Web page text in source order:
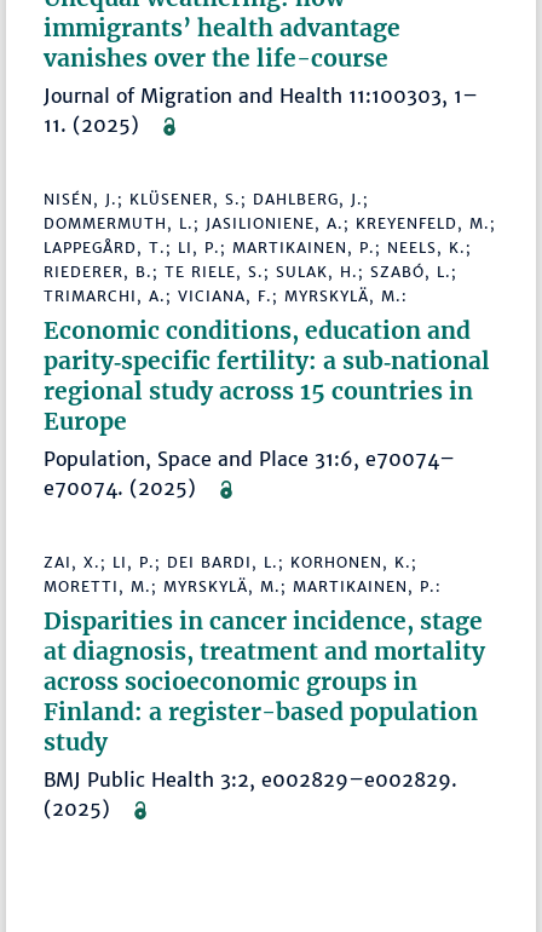
immigrants’ health advantage
vanishes over the life-course
Journal of Migration and Health 11:100303, 1–
11. (2025)
NISÉN, J.; KLÜSENER, S.; DAHLBERG, J.;
DOMMERMUTH, L.; JASILIONIENE, A.; KREYENFELD, M.;
LAPPEGÅRD, T.; LI, P.; MARTIKAINEN, P.; NEELS, K.;
RIEDERER, B.; TE RIELE, S.; SULAK, H.; SZABÓ, L.;
TRIMARCHI, A.; VICIANA, F.; MYRSKYLÄ, M.:
Economic conditions, education and
parity‐specific fertility: a sub‐national
regional study across 15 countries in
Europe
Population, Space and Place 31:6, e70074–
e70074. (2025)
ZAI, X.; LI, P.; DEI BARDI, L.; KORHONEN, K.;
MORETTI, M.; MYRSKYLÄ, M.; MARTIKAINEN, P.:
Disparities in cancer incidence, stage
at diagnosis, treatment and mortality
across socioeconomic groups in
Finland: a register-based population
study
BMJ Public Health 3:2, e002829–e002829.
(2025)